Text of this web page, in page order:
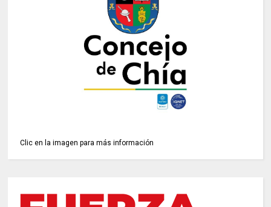
Clic en la imagen para más información